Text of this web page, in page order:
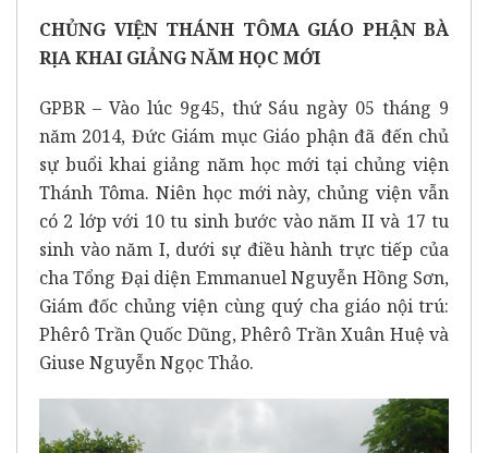
CHỦNG VIỆN THÁNH TÔMA GIÁO PHẬN BÀ
RỊA KHAI GIẢNG NĂM HỌC MỚI
GPBR – Vào lúc 9g45, thứ Sáu ngày 05 tháng 9
năm 2014, Đức Giám mục Giáo phận đã đến chủ
sự buổi khai giảng năm học mới tại chủng viện
Thánh Tôma. Niên học mới này, chủng viện vẫn
có 2 lớp với 10 tu sinh bước vào năm II và 17 tu
sinh vào năm I, dưới sự điều hành trực tiếp của
cha Tổng Đại diện Emmanuel Nguyễn Hồng Sơn,
Giám đốc chủng viện cùng quý cha giáo nội trú:
Phêrô Trần Quốc Dũng, Phêrô Trần Xuân Huệ và
Giuse Nguyễn Ngọc Thảo.